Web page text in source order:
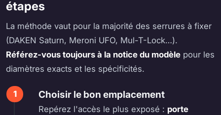
étapes
La méthode vaut pour la majorité des serrures à fixer
(DAKEN Saturn, Meroni UFO, Mul-T-Lock…).
Référez-vous toujours à la notice du modèle pour les
diamètres exacts et les spécificités.
Choisir le bon emplacement
Repérez l'accès le plus exposé : porte